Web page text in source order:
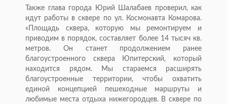
Также глава города Юрий Шалабаев проверил, как
идут работы в сквере по ул. Космонавта Комарова.
«Площадь сквера, которую мы ремонтируем и
приводим в порядок, составляет более 14 тысяч кв.
метров. Он станет продолжением ранее
благоустроенного сквера Юпитерский, который
находится рядом. Мы стараемся расширять
благоустроенные территории, чтобы охватить
единой концепцией пешеходные маршруты и
любимые места отдыха нижегородцев. В сквере по